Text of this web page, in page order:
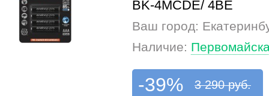
BK-4MCDE/ 4BE
Ваш город:
Наличие:
-39% 3 290 руб.